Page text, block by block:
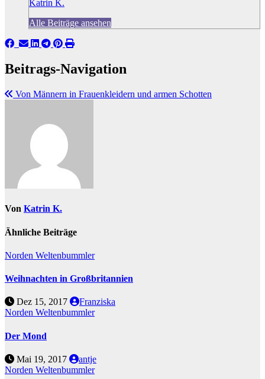
Katrin K.
Alle Beiträge ansehen
Beitrags-Navigation
Von Männern in Frauenkleidern und armen Schotten
Von Katrin K.
Ähnliche Beiträge
Norden Weltenbummler
Weihnachten in Großbritannien
Dez 15, 2017
Franziska
Norden Weltenbummler
Der Mond
Mai 19, 2017
antje
Norden Weltenbummler